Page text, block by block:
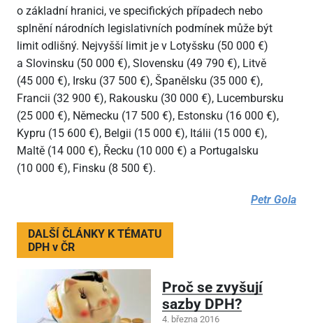
o základní hranici, ve specifických případech nebo
splnění národních legislativních podmínek může být
limit odlišný. Nejvyšší limit je v Lotyšsku (50 000 €)
a Slovinsku (50 000 €), Slovensku (49 790 €), Litvě
(45 000 €), Irsku (37 500 €), Španělsku (35 000 €),
Francii (32 900 €), Rakousku (30 000 €), Lucembursku
(25 000 €), Německu (17 500 €), Estonsku (16 000 €),
Kypru (15 600 €), Belgii (15 000 €), Itálii (15 000 €),
Maltě (14 000 €), Řecku (10 000 €) a Portugalsku
(10 000 €), Finsku (8 500 €).
Petr Gola
DALŠÍ ČLÁNKY K TÉMATU
DPH v ČR
Proč se zvyšují
sazby DPH?
4. března 2016